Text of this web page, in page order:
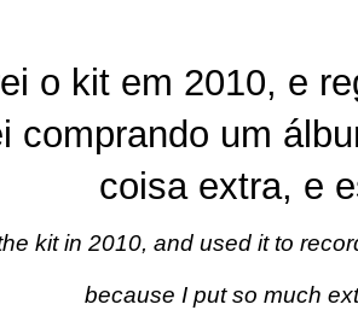
o kit em 2010, e
comprando um
coisa extra, e
kit in 2010, and used it to
because I put so much